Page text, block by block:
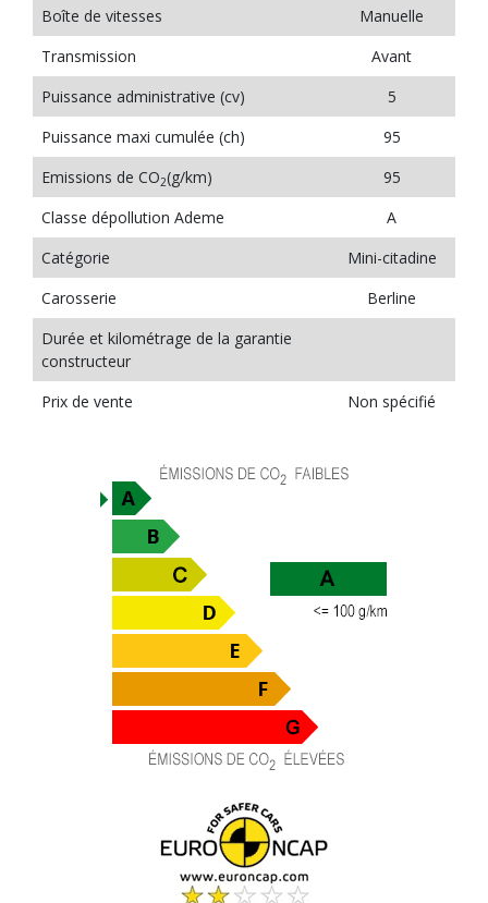
Boîte de vitesses
Manuelle
Transmission
Avant
Puissance administrative (cv)
5
Puissance maxi cumulée (ch)
95
Emissions de CO2(g/km)
95
Classe dépollution Ademe
A
Catégorie
Mini-citadine
Carosserie
Berline
Durée et kilométrage de la garantie
constructeur
Prix de vente
Non spécifié